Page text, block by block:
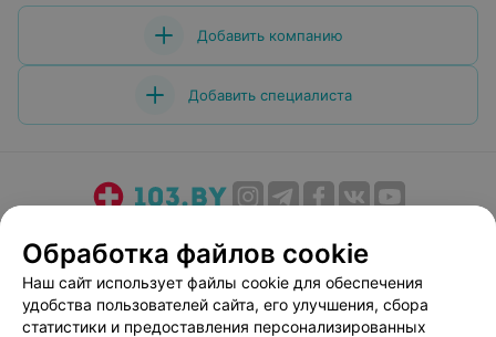
Добавить компанию
Добавить специалиста
Медицинский маркетинг
Публичный договор
Пользовательское соглашение
Способы оплаты
Вакансии
Партнеры
Обработка файлов cookie
Наш сайт использует файлы cookie для обеспечения
удобства пользователей сайта, его улучшения, сбора
статистики и предоставления персонализированных